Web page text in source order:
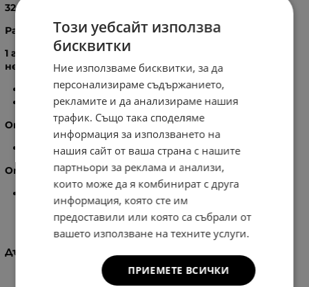
32X
Разпределение:
1 голямо отделение, затварящо се с цип, вътре в
него:
бр. вътрешен джоб без цип.
бр. вътрешен джоб с цип.
Отзад на чантата:
бр. външен джоб с цип
Отстрани на чантата:
бр. страничен джоб, затварящ се с магнитно
Дългата дръжка се регулира.
Този уебсайт използва
бисквитки
Ние използваме бисквитки, за да
персонализираме съдържанието,
рекламите и да анализираме нашия
трафик. Също така споделяме
информация за използването на
нашия сайт от ваша страна с нашите
партньори за реклама и анализи,
които може да я комбинират с друга
информация, която сте им
предоставили или която са събрали от
вашето използване на техните услуги.
ПРИЕМЕТЕ ВСИЧКИ